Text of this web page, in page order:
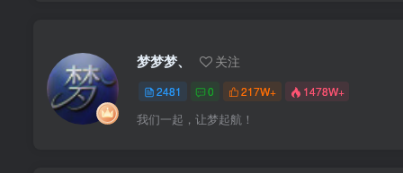
梦梦梦、 关注
2481 0 217W+ 1478W+
我们一起，让梦起航！